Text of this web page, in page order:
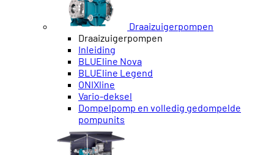
Draaizuigerpompen
Draaizuigerpompen
Inleiding
BLUEline Nova
BLUEline Legend
ONIXline
Vario-deksel
Dompelpomp en volledig gedompelde
pompunits